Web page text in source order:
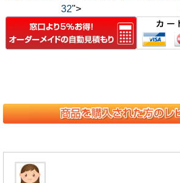
32">